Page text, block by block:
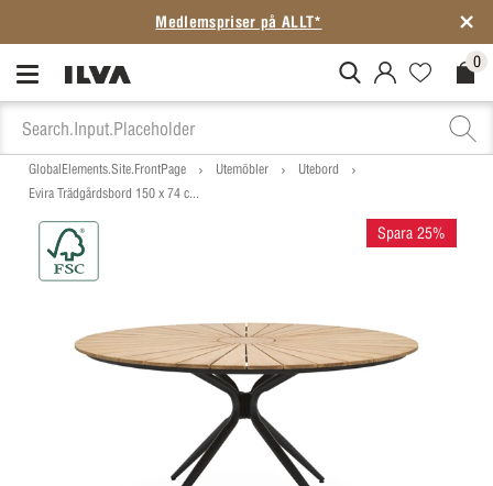
Medlemspriser på ALLT*
MitIlva.Login 0
GlobalElements.Site.FrontPage Utemöbler
Utebord
Evira Trädgårdsbord 150 x 74 c...
Spara 25%